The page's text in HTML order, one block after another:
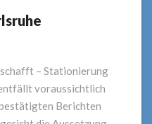
– Stationierung
voraussichtlich
Berichten